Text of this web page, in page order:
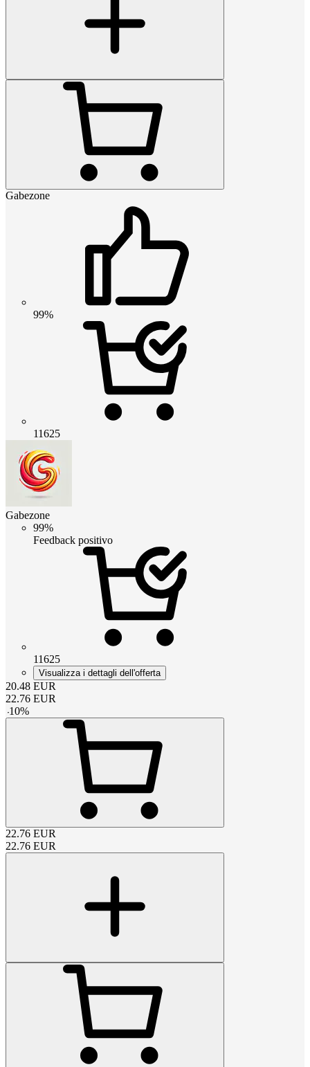
Gabezone
99%
11625
Gabezone
99%
Feedback positivo
11625
Visualizza i dettagli dell'offerta
20.48 EUR
22.76 EUR
-10%
22.76 EUR
22.76 EUR